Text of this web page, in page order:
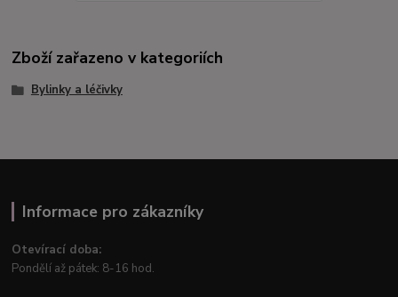
Zboží zařazeno v kategoriích
Bylinky a léčivky
Informace pro zákazníky
Otevírací doba:
Pondělí až pátek: 8-16 hod.